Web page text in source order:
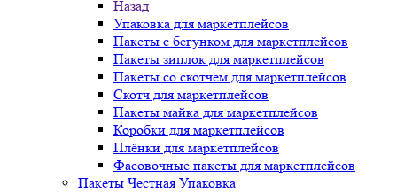
Назад
Упаковка для маркетплейсов
Пакеты с бегунком для маркетплейсов
Пакеты зиплок для маркетплейсов
Пакеты со скотчем для маркетплейсов
Скотч для маркетплейсов
Пакеты майка для маркетплейсов
Коробки для маркетплейсов
Плёнки для маркетплейсов
Фасовочные пакеты для маркетплейсов
Пакеты Честная Упаковка